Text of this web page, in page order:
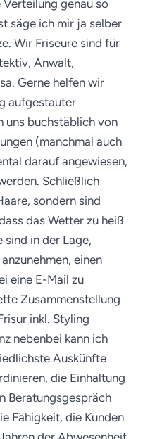
Verteilung genau so
säge ich mir ja selber
Wir Friseure sind für
Anwalt,
Gerne helfen wir
aufgestauter
uns buchstäblich von
(manchmal auch
darauf angewiesen,
Schließlich
sondern sind
das Wetter zu heiß
sind in der Lage,
einen
eine E-Mail zu
Zusammenstellung
inkl. Styling
nebenbei kann ich
Auskünfte
die Einhaltung
Beratungsgespräch
Fähigkeit, die Kunden